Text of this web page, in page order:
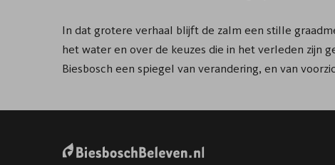
In dat grotere verhaal blijft de zalm een stille
het water en over de keuzes die in het verleden zijn
Biesbosch een spiegel van verandering, en van